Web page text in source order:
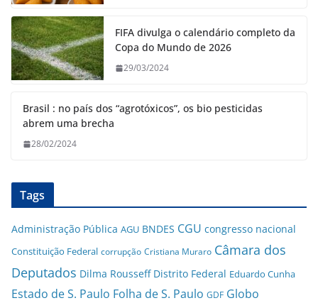
FIFA divulga o calendário completo da
Copa do Mundo de 2026
29/03/2024
Brasil : no país dos “agrotóxicos”, os bio pesticidas
abrem uma brecha
28/02/2024
Tags
Administração Pública AGU BNDES CGU congresso nacional
Constituição Federal corrupção Cristiana Muraro Câmara dos
Deputados Dilma Rousseff Distrito Federal Eduardo Cunha
Estado de S. Paulo Folha de S. Paulo GDF Globo